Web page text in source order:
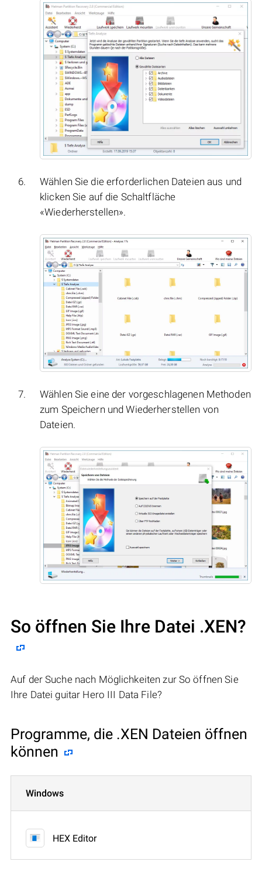
Wählen Sie die erforderlichen Dateien aus und
klicken Sie auf die Schaltfläche
«Wiederherstellen».
Wählen Sie eine der vorgeschlagenen Methoden
zum Speichern und Wiederherstellen von
Dateien.
So öffnen Sie Ihre Datei .XEN?
Auf der Suche nach Möglichkeiten zur So öffnen Sie
Ihre Datei guitar Hero III Data File?
Programme, die .XEN Dateien öffnen
können
Windows
HEX Editor